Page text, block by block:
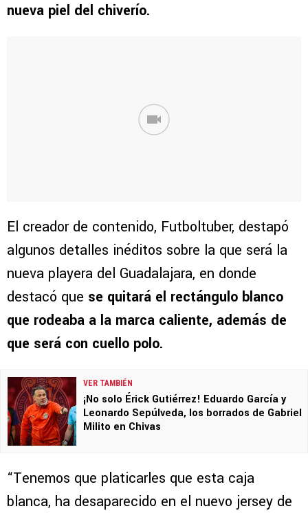
nueva piel del chiverío.
El creador de contenido, Futboltuber, destapó
algunos detalles inéditos sobre la que será la
nueva playera del Guadalajara, en donde
destacó que se quitará el rectángulo blanco
que rodeaba a la marca caliente, además de
que será con cuello polo.
VER TAMBIÉN
¡No solo Érick Gutiérrez! Eduardo García y
Leonardo Sepúlveda, los borrados de Gabriel
Milito en Chivas
“Tenemos que platicarles que esta caja
blanca, ha desaparecido en el nuevo jersey de